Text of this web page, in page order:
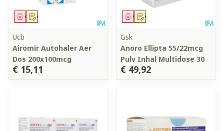
Op voorschrift
Geneesmiddel
Ucb
Airomir Autohaler Aer
Dos 200x100mcg
€ 15,11
Op voorschrift
Geneesmiddel
Gsk
Anoro Ellipta 55/22mcg
Pulv Inhal Multidose 30
€ 49,92